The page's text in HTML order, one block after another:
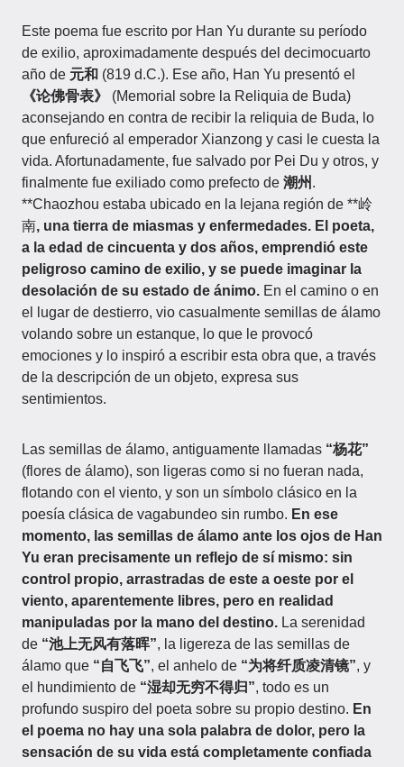
Este poema fue escrito por Han Yu durante su período
de exilio, aproximadamente después del decimocuarto
año de 元和 (819 d.C.). Ese año, Han Yu presentó el
《论佛骨表》
(Memorial sobre la Reliquia de Buda)
aconsejando en contra de recibir la reliquia de Buda, lo
que enfureció al emperador Xianzong y casi le cuesta la
vida. Afortunadamente, fue salvado por Pei Du y otros, y
finalmente fue exiliado como prefecto de 潮州 .
**Chaozhou estaba ubicado en la lejana región de **岭
南, una tierra de miasmas y enfermedades. El poeta,
a la edad de cincuenta y dos años, emprendió este
peligroso camino de exilio, y se puede imaginar la
desolación de su estado de ánimo. En el camino o en
el lugar de destierro, vio casualmente semillas de álamo
volando sobre un estanque, lo que le provocó
emociones y lo inspiró a escribir esta obra que, a través
de la descripción de un objeto, expresa sus
sentimientos.
Las semillas de álamo, antiguamente llamadas “杨花”
(flores de álamo), son ligeras como si no fueran nada,
flotando con el viento, y son un símbolo clásico en la
poesía clásica de vagabundeo sin rumbo. En ese
momento, las semillas de álamo ante los ojos de Han
Yu eran precisamente un reflejo de sí mismo: sin
control propio, arrastradas de este a oeste por el
viento, aparentemente libres, pero en realidad
manipuladas por la mano del destino. La serenidad
de “池上无风有落晖”, la ligereza de las semillas de
álamo que “自飞飞”, el anhelo de “为将纤质凌清镜”, y
el hundimiento de “湿却无穷不得归”, todo es un
profundo suspiro del poeta sobre su propio destino. En
el poema no hay una sola palabra de dolor, pero la
sensación de su vida está completamente confiada